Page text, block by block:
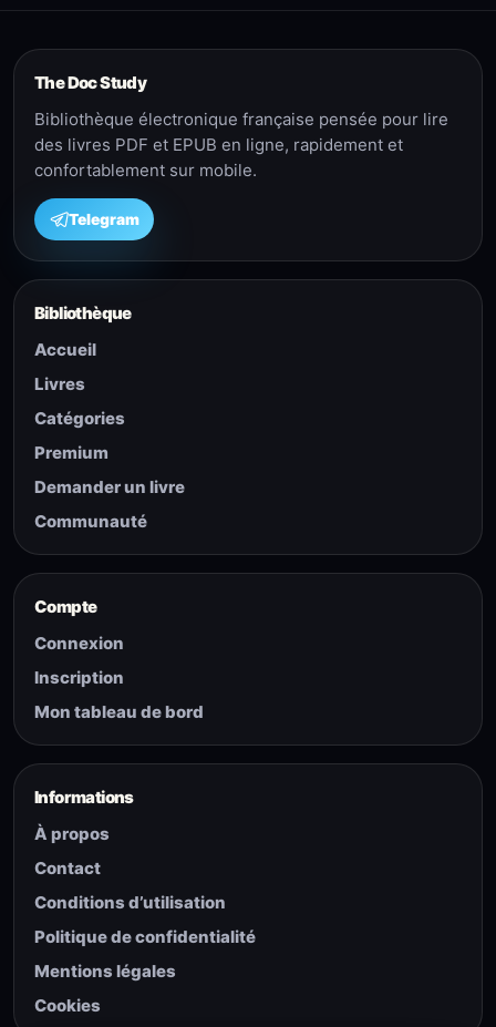
The Doc Study
Bibliothèque électronique française pensée pour lire
des livres PDF et EPUB en ligne, rapidement et
confortablement sur mobile.
Telegram
Bibliothèque
Accueil
Livres
Catégories
Premium
Demander un livre
Communauté
Compte
Connexion
Inscription
Mon tableau de bord
Informations
À propos
Contact
Conditions d’utilisation
Politique de confidentialité
Mentions légales
Cookies